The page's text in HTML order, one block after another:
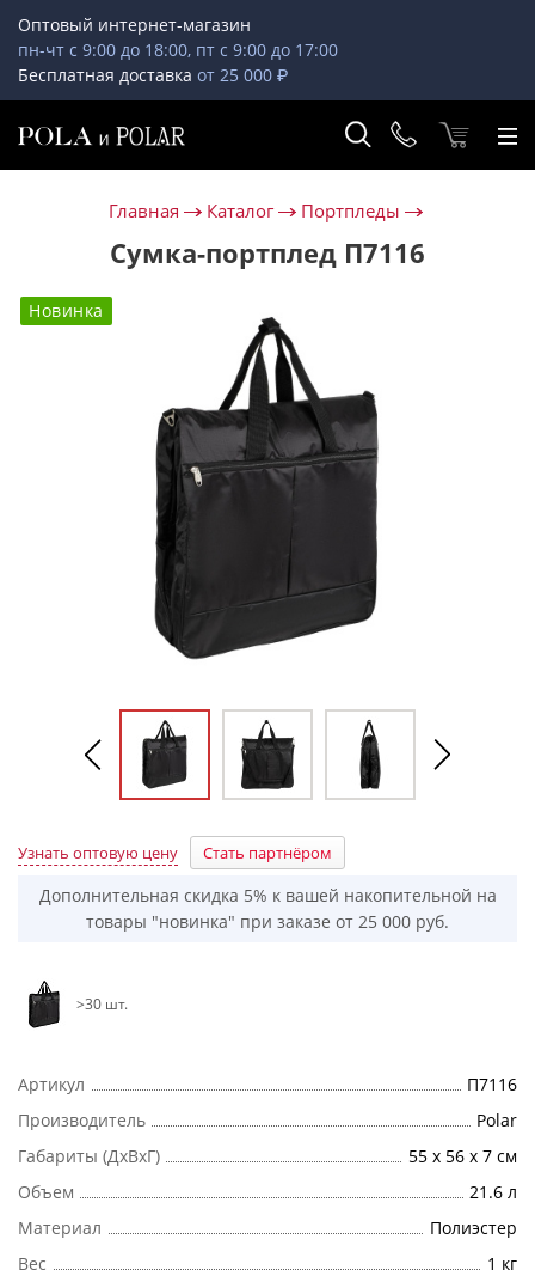
Оптовый интернет-магазин
пн-чт с 9:00 до 18:00, пт с 9:00 до 17:00
Бесплатная доставка от 25 000 ₽
Главная Каталог Портпледы
Сумка-портплед П7116
Новинка
Узнать оптовую цену Стать партнёром
Дополнительная скидка 5% к вашей накопительной на
товары "новинка" при заказе от 25 000 руб.
>30 шт.
Артикул
П7116
Производитель
Polar
Габариты (ДхВхГ)
55 х 56 х 7 см
Объем
21.6 л
Материал
Полиэстер
Вес
1 кг